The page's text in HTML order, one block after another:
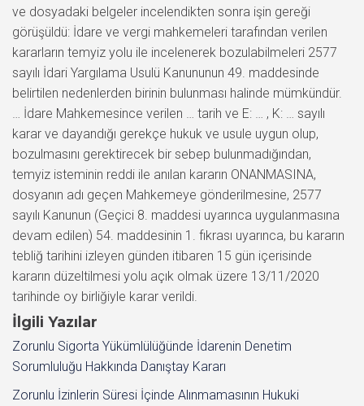
ve dosyadaki belgeler incelendikten sonra işin gereği
görüşüldü: İdare ve vergi mahkemeleri tarafından verilen
kararların temyiz yolu ile incelenerek bozulabilmeleri 2577
sayılı İdari Yargılama Usulü Kanununun 49. maddesinde
belirtilen nedenlerden birinin bulunması halinde mümkündür.
… İdare Mahkemesince verilen … tarih ve E: … , K: … sayılı
karar ve dayandığı gerekçe hukuk ve usule uygun olup,
bozulmasını gerektirecek bir sebep bulunmadığından,
temyiz isteminin reddi ile anılan kararın ONANMASINA,
dosyanın adı geçen Mahkemeye gönderilmesine, 2577
sayılı Kanunun (Geçici 8. maddesi uyarınca uygulanmasına
devam edilen) 54. maddesinin 1. fıkrası uyarınca, bu kararın
tebliğ tarihini izleyen günden itibaren 15 gün içerisinde
kararın düzeltilmesi yolu açık olmak üzere 13/11/2020
tarihinde oy birliğiyle karar verildi.
İlgili Yazılar
Zorunlu Sigorta Yükümlülüğünde İdarenin Denetim
Sorumluluğu Hakkında Danıştay Kararı
Zorunlu İzinlerin Süresi İçinde Alınmamasının Hukuki